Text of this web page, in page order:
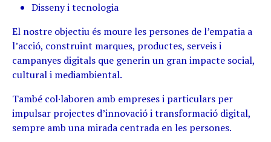
Disseny i tecnologia
El nostre objectiu és moure les persones de l’empatia a
l’acció, construint marques, productes, serveis i
campanyes digitals que generin un gran impacte social,
cultural i mediambiental.
També col·laboren amb empreses i particulars per
impulsar projectes d’innovació i transformació digital,
sempre amb una mirada centrada en les persones.